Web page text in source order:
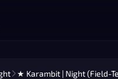
★ Karambit | Night (Field-